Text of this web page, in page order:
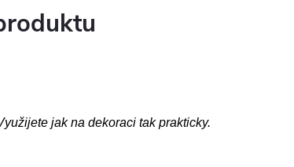
jak na dekoraci tak prakticky.